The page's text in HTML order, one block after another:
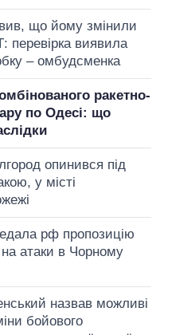
що йому змінили
перевірка виявила
– омбудсменка
ракетно-
по Одесі: що
опинився під
у місті
рф пропозицію
атаки в Чорному
назвав можливі
бойового